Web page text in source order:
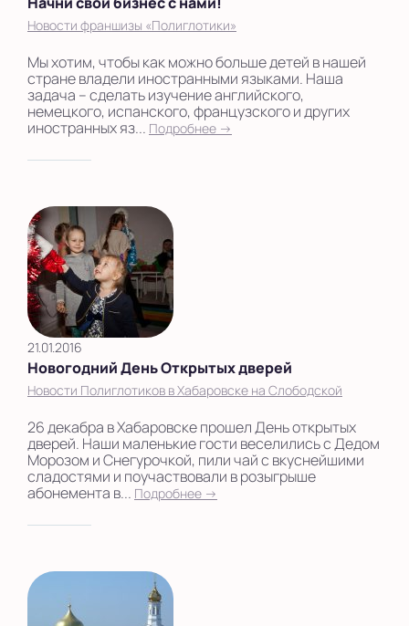
Новости франшизы «Полиглотики»
Мы хотим, чтобы как можно больше детей в нашей
стране владели иностранными языками. Наша
задача – сделать изучение английского,
немецкого, испанского, французского и других
иностранных яз... Подробнее →
21.01.2016
Новогодний День Открытых дверей
Новости Полиглотиков в Хабаровске на Слободской
26 декабра в Хабаровске прошел День открытых
дверей. Наши маленькие гости веселились с Дедом
Морозом и Снегурочкой, пили чай с вкуснейшими
сладостями и поучаствовали в розыгрыше
абонемента в... Подробнее →